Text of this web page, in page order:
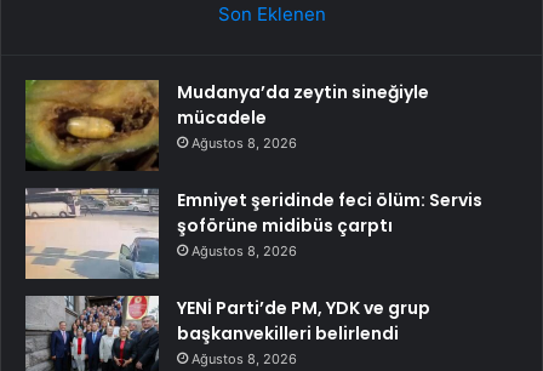
Son Eklenen
Mudanya’da zeytin sineğiyle
mücadele
Ağustos 8, 2026
Emniyet şeridinde feci ölüm: Servis
şoförüne midibüs çarptı
Ağustos 8, 2026
YENİ Parti’de PM, YDK ve grup
başkanvekilleri belirlendi
Ağustos 8, 2026